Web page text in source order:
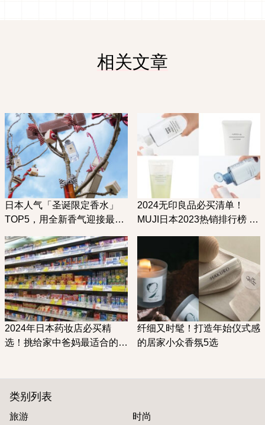
相关文章
日本人气「圣诞限定香水」
TOP5，用全新香气迎接最喜
欢的年末季节
2024无印良品必买清单！
MUJI日本2023热销排行榜 保
养＆彩妆篇
2024年日本药妆店必买精
选！挑给家中爸妈最适合的伴
纤细又时髦！打造年始仪式感
的居家小众香氛5选
类别列表
旅游 时尚